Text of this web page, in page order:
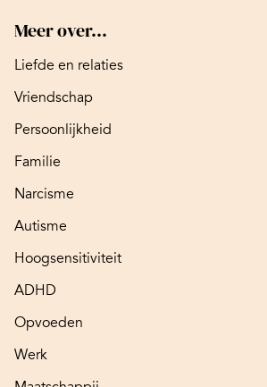
Meer over...
Liefde en relaties
Vriendschap
Persoonlijkheid
Familie
Narcisme
Autisme
Hoogsensitiviteit
ADHD
Opvoeden
Werk